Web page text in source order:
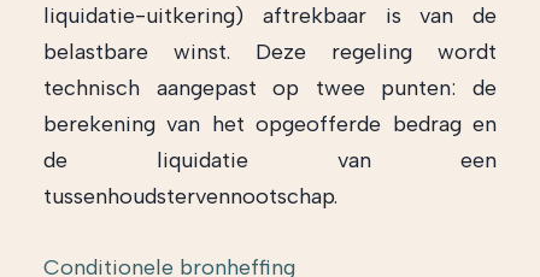
liquidatie-uitkering) aftrekbaar is van de
belastbare winst. Deze regeling wordt
technisch aangepast op twee punten: de
berekening van het opgeofferde bedrag en
de liquidatie van een
tussenhoudstervennootschap.
Conditionele bronheffing